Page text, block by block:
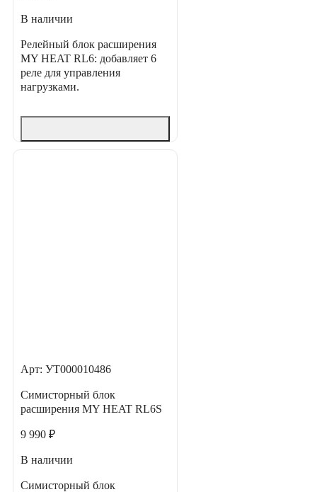
В наличии
Релейный блок расширения
MY HEAT RL6: добавляет 6
реле для управления
нагрузками.
Арт: УТ000010486
Симисторный блок
расширения MY HEAT RL6S
9 990 ₽
В наличии
Симисторный блок